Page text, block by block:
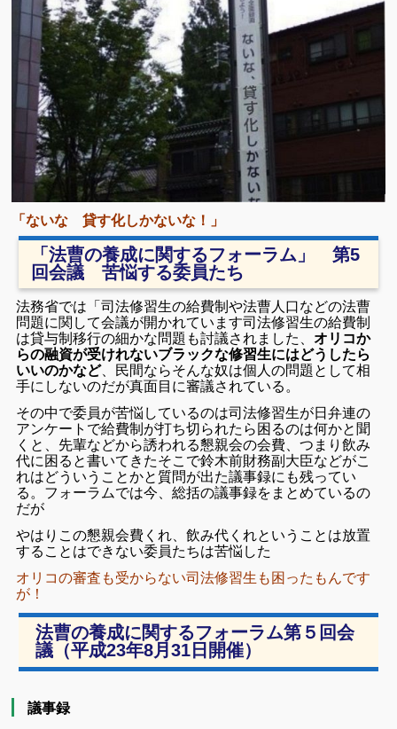
「ないな 貸す化しかないな！」
「法曹の養成に関するフォーラム」 第5
回会議 苦悩する委員たち
法務省では「司法修習生の給費制や法曹人口などの法曹
問題に関して会議が開かれています司法修習生の給費制
は貸与制移行の細かな問題も討議されました、オリコか
らの融資が受けれないブラックな修習生にはどうしたら
いいのかなど、民間ならそんな奴は個人の問題として相
手にしないのだが真面目に審議されている。
その中で委員が苦悩しているのは司法修習生が日弁連の
アンケートで給費制が打ち切られたら困るのは何かと聞
くと、先輩などから誘われる懇親会の会費、つまり飲み
代に困ると書いてきたそこで鈴木前財務副大臣などがこ
れはどういうことかと質問が出た議事録にも残ってい
る。フォーラムでは今、総括の議事録をまとめているの
だが
やはりこの懇親会費くれ、飲み代くれということは放置
することはできない委員たちは苦悩した
オリコの審査も受からない司法修習生も困ったもんです
が！
法曹の養成に関するフォーラム第５回会
議（平成23年8月31日開催）
議事録